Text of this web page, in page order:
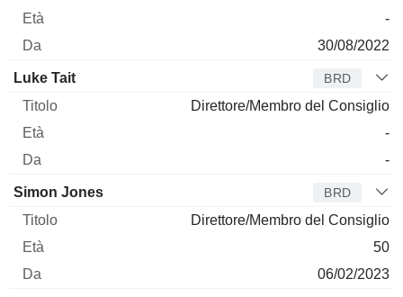
-
30/08/2022
Luke Tait BRD
Direttore/Membro del Consiglio
-
-
Simon Jones BRD
Direttore/Membro del Consiglio
50
06/02/2023